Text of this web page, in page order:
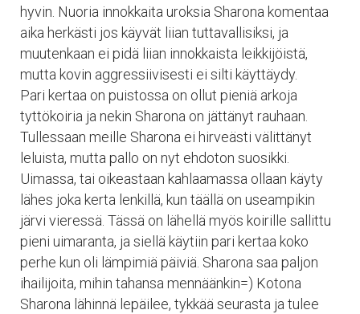
hyvin. Nuoria innokkaita uroksia Sharona komentaa
aika herkästi jos käyvät liian tuttavallisiksi, ja
muutenkaan ei pidä liian innokkaista leikkijöistä,
mutta kovin aggressiivisesti ei silti käyttäydy.
Pari kertaa on puistossa on ollut pieniä arkoja
tyttökoiria ja nekin Sharona on jättänyt rauhaan.
Tullessaan meille Sharona ei hirveästi välittänyt
leluista, mutta pallo on nyt ehdoton suosikki.
Uimassa, tai oikeastaan kahlaamassa ollaan käyty
lähes joka kerta lenkillä, kun täällä on useampikin
järvi vieressä. Tässä on lähellä myös koirille sallittu
pieni uimaranta, ja siellä käytiin pari kertaa koko
perhe kun oli lämpimiä päiviä. Sharona saa paljon
ihailijoita, mihin tahansa mennäänkin=) Kotona
Sharona lähinnä lepäilee, tykkää seurasta ja tulee